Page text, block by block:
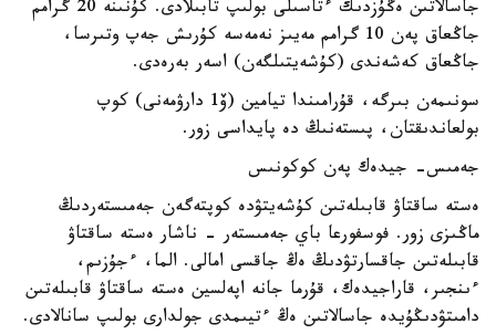
جاسالاتىن ەڭۇزدىك ءتاسىلى بولىپ تابىلادى. كۇنىنە 20 گرامم
جاڭعاق پەن 10 گرامم مەيىز نەمەسە كۇرىش جەپ وتىرسا،
جاڭعاق كەشەندى (كۇشەيتىلگەن) اسەر بەرەدى.
سونىمەن بىرگە، قۇرامىندا تيامين (ۆ1 دارۋمەنى) كوپ
بولعاندىقتان، پىستەنىڭ دە پايداسى زور.
جەمىس- جيدەك پەن كوكونىس
ەستە ساقتاۋ قابىلەتىن كۇشەيتۋدە كوپتەگەن جەمىستەردىڭ
ماڭىزى زور. فوسفورعا باي جەمىستەر - ناشار ەستە ساقتاۋ
قابىلەتىن جاقسارتۋدىڭ ەڭ جاقسى امالى. الما، ءجۇزىم،
ءىنجىر، قاراجيدەك، قۇرما جانە اپەلسين ەستە ساقتاۋ قابىلەتىن
دامىتۋدىڭۇيدە جاسالاتىن ەڭ ءتيىمدى جولدارى بولىپ سانالادى.